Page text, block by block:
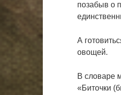
позабыв о
А
овощей.
В словаре
«Биточки